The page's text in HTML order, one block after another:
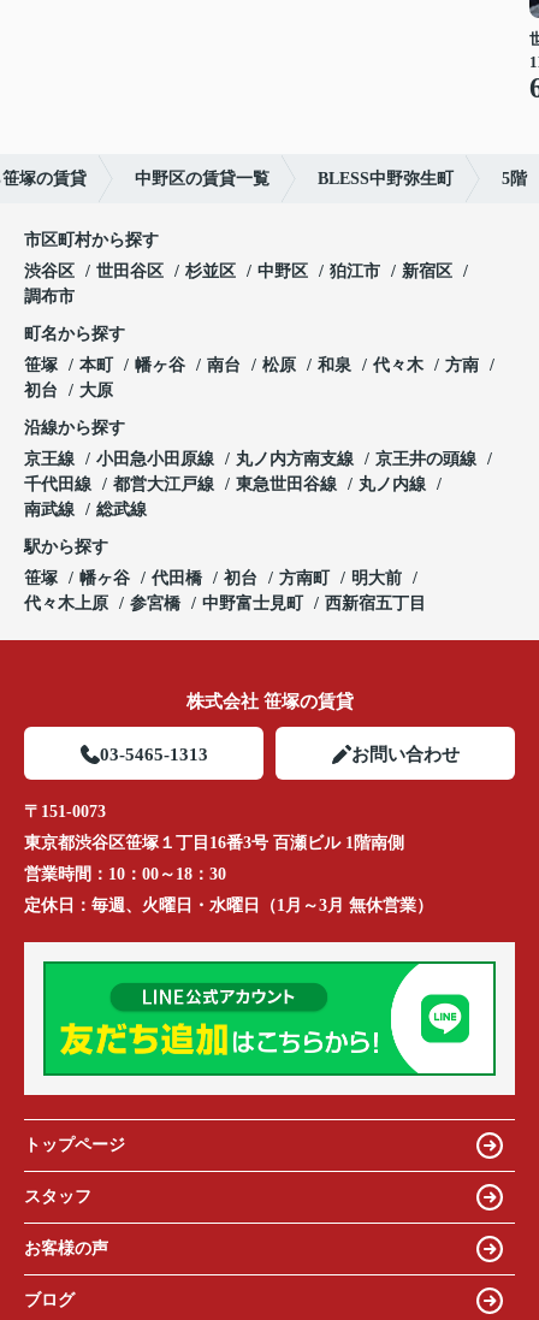
塚の賃貸 中野区の賃貸一覧 BLESS中野弥生町 5階
市区町村から探す
渋谷区
世田谷区 杉並区 中野区 狛江市
新宿区
調布市
町名から探す
笹塚
本町 幡ヶ谷 南台 松原 和泉 代々木
方南
初台
大原
沿線から探す
京王線
小田急小田原線 丸ノ内方南支線
京王井の頭線
千代田線
都営大江戸線 東急世田谷線
丸ノ内線
南武線
総武線
駅から探す
笹塚
幡ヶ谷 代田橋 初台 方南町
明大前
代々木上原
参宮橋 中野富士見町 西新宿五丁目
株式会社 笹塚の賃貸
03-5465-1313 お問い合わせ
〒151-0073
東京都渋谷区笹塚１丁目16番3号 百瀬ビル 1階南側
営業時間： 10：00～18：30
定休日： 毎週、火曜日・水曜日（1月～3月 無休営業）
トップページ
スタッフ
お客様の声
ブログ